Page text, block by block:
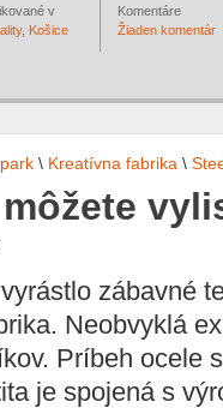
v
, Košice
Komentáre
Žiaden komentár
\ Kreatívna fabrika \
zábavné
Neobvyklá
Príbeh ocele
je spojená s